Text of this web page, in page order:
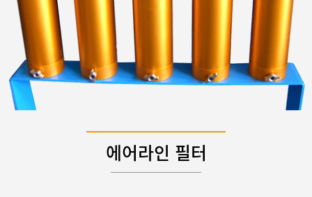
에어라인 필터